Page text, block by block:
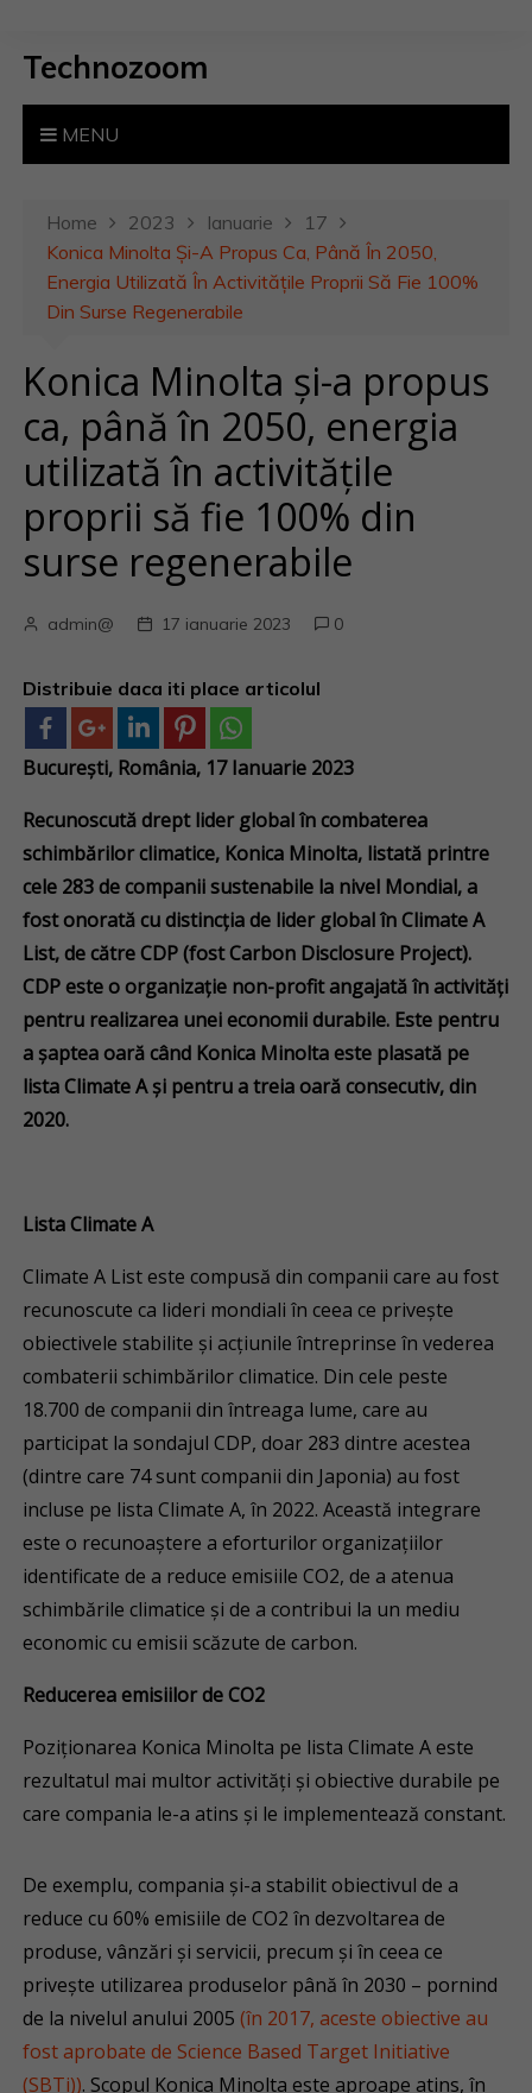
Technozoom
MENU
Home 2023 Ianuarie
17
Konica Minolta Și-A Propus Ca, Până În 2050,
Energia Utilizată În Activitățile Proprii Să Fie 100%
Din Surse Regenerabile
Konica Minolta și-a propus
ca, până în 2050, energia
utilizată în activitățile
proprii să fie 100% din
surse regenerabile
admin@ 17 ianuarie 2023 0
Distribuie daca iti place articolul
București, România, 17 Ianuarie 2023
Recunoscută drept lider global în combaterea
schimbărilor climatice, Konica Minolta, listată printre
cele 283 de companii sustenabile la nivel Mondial, a
fost onorată cu distincția de lider global în Climate A
List, de către CDP (fost Carbon Disclosure Project).
CDP este o organizație non-profit angajată în activități
pentru realizarea unei economii durabile. Este pentru
a șaptea oară când Konica Minolta este plasată pe
lista Climate A și pentru a treia oară consecutiv, din
2020.
Lista Climate A
Climate A List este compusă din companii care au fost
recunoscute ca lideri mondiali în ceea ce privește
obiectivele stabilite și acțiunile întreprinse în vederea
combaterii schimbărilor climatice. Din cele peste
18.700 de companii din întreaga lume, care au
participat la sondajul CDP, doar 283 dintre acestea
(dintre care 74 sunt companii din Japonia) au fost
incluse pe lista Climate A, în 2022. Această integrare
este o recunoaștere a eforturilor organizațiilor
identificate de a reduce emisiile CO2, de a atenua
schimbările climatice și de a contribui la un mediu
economic cu emisii scăzute de carbon.
Reducerea emisiilor de CO2
Poziționarea Konica Minolta pe lista Climate A este
rezultatul mai multor activități și obiective durabile pe
care compania le-a atins și le implementează constant.
De exemplu, compania și-a stabilit obiectivul de a
reduce cu 60% emisiile de CO2 în dezvoltarea de
produse, vânzări și servicii, precum și în ceea ce
privește utilizarea produselor până în 2030 – pornind
de la nivelul anului 2005(în 2017, aceste obiective au
fost aprobate de Science Based Target Initiative
(SBTi)). Scopul Konica Minolta este aproape atins, în